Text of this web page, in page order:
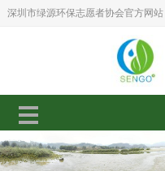
深圳市绿源环保志愿者协会官方网站